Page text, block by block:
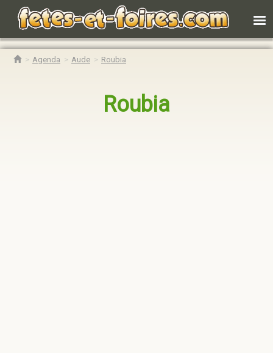
Agenda Aude Roubia
Roubia